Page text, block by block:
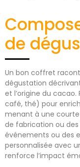
de
Un bon coffret
dégustation
et l’origine du
café, thé) pour
menant à une courte
de fabrication ou
événements ou des
personnalisée avec
renforce l’impact